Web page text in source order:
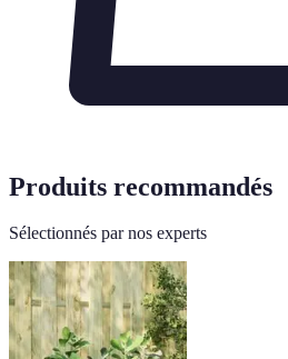
Produits recommandés
Sélectionnés par nos experts